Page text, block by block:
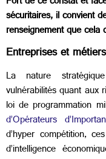
sécuritaires, il convient
renseignement que cela
Entreprises et
La nature
vulnérabilités quant aux
loi de programmation
d’Opérateurs
d’hyper compétition,
d’intelligence